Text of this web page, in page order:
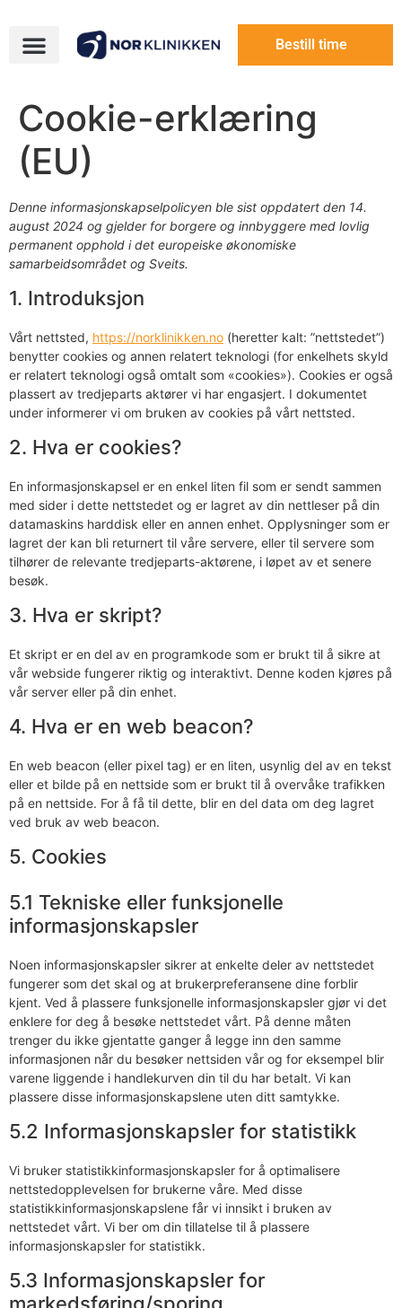
Bestill time
Cookie-erklæring
(EU)
Denne informasjonskapselpolicyen ble sist oppdatert den 14.
august 2024 og gjelder for borgere og innbyggere med lovlig
permanent opphold i det europeiske økonomiske
samarbeidsområdet og Sveits.
1. Introduksjon
Vårt nettsted, https://norklinikken.no (heretter kalt: ”nettstedet”)
benytter cookies og annen relatert teknologi (for enkelhets skyld
er relatert teknologi også omtalt som «cookies»). Cookies er også
plassert av tredjeparts aktører vi har engasjert. I dokumentet
under informerer vi om bruken av cookies på vårt nettsted.
2. Hva er cookies?
En informasjonskapsel er en enkel liten fil som er sendt sammen
med sider i dette nettstedet og er lagret av din nettleser på din
datamaskins harddisk eller en annen enhet. Opplysninger som er
lagret der kan bli returnert til våre servere, eller til servere som
tilhører de relevante tredjeparts-aktørene, i løpet av et senere
besøk.
3. Hva er skript?
Et skript er en del av en programkode som er brukt til å sikre at
vår webside fungerer riktig og interaktivt. Denne koden kjøres på
vår server eller på din enhet.
4. Hva er en web beacon?
En web beacon (eller pixel tag) er en liten, usynlig del av en tekst
eller et bilde på en nettside som er brukt til å overvåke trafikken
på en nettside. For å få til dette, blir en del data om deg lagret
ved bruk av web beacon.
5. Cookies
5.1 Tekniske eller funksjonelle
informasjonskapsler
Noen informasjonskapsler sikrer at enkelte deler av nettstedet
fungerer som det skal og at brukerpreferansene dine forblir
kjent. Ved å plassere funksjonelle informasjonskapsler gjør vi det
enklere for deg å besøke nettstedet vårt. På denne måten
trenger du ikke gjentatte ganger å legge inn den samme
informasjonen når du besøker nettsiden vår og for eksempel blir
varene liggende i handlekurven din til du har betalt. Vi kan
plassere disse informasjonskapslene uten ditt samtykke.
5.2 Informasjonskapsler for statistikk
Vi bruker statistikkinformasjonskapsler for å optimalisere
nettstedopplevelsen for brukerne våre. Med disse
statistikkinformasjonskapslene får vi innsikt i bruken av
nettstedet vårt. Vi ber om din tillatelse til å plassere
informasjonskapsler for statistikk.
5.3 Informasjonskapsler for